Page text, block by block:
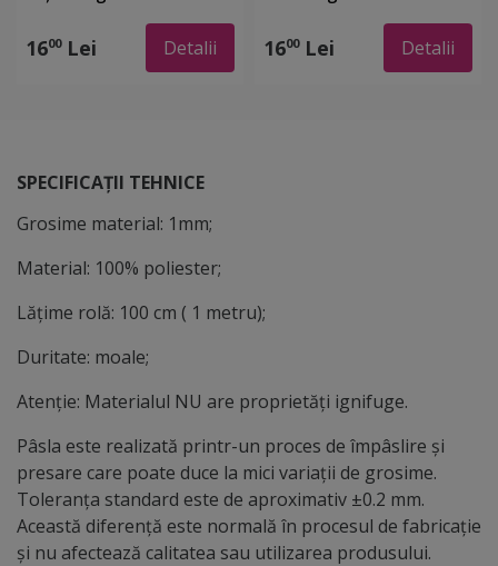
mm, lățime de 90cm
1600Lei Detalii
mm, cu lățimea de 90cm
- produs 100% din
materiale reciclate
1600Lei Detalii
SPECIFICAȚII TEHNICE
Grosime material: 1mm;
Material: 100% poliester;
Lățime rolă: 100 cm ( 1 metru);
Duritate: moale;
Atenție: Materialul NU are proprietăți ignifuge.
Pâsla este realizată printr-un proces de împâslire și
presare care poate duce la mici variații de grosime.
Toleranța standard este de aproximativ ±0.2 mm.
Această diferență este normală în procesul de fabricație
și nu afectează calitatea sau utilizarea produsului.